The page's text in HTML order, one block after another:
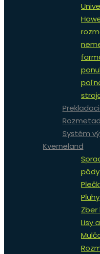
Systém
Kverneland
pôdy
Pluhy
Zber
Lisy